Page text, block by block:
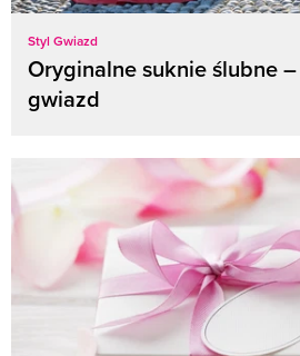
Styl Gwiazd
Oryginalne suknie ślubne
gwiazd